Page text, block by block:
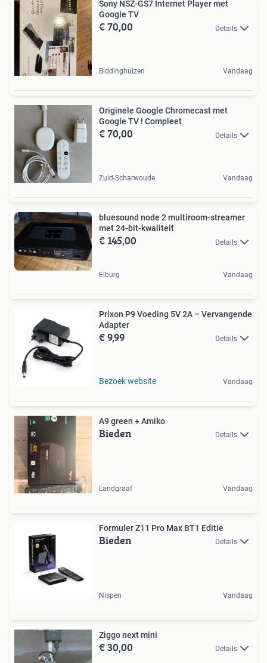
Sony NSZ-GS7 Internet Player met
Google TV
€ 70,00 Details
Biddinghuizen Vandaag
Originele Google Chromecast met
Google TV ! Compleet
€ 70,00 Details
Zuid-Scharwoude Vandaag
bluesound node 2 multiroom-streamer
met 24-bit-kwaliteit
€ 145,00 Details
Elburg Vandaag
Prixon P9 Voeding 5V 2A – Vervangende
Adapter
€ 9,99 Details
Bezoek website Vandaag
A9 green + Amiko
Bieden Details
Landgraaf Vandaag
Formuler Z11 Pro Max BT1 Editie
Bieden Details
Nispen Vandaag
Ziggo next mini
€ 30,00 Details